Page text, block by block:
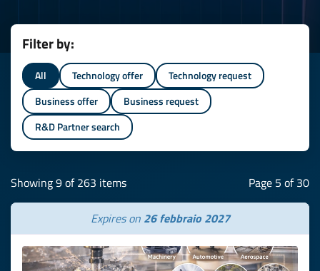
Filter by:
All Technology offer
Technology request
Business offer
Business request
R&D Partner search
Showing 9 of 263 items Page 5 of 30
Expires on 26 febbraio 2027